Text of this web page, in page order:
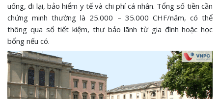
uống, đi lại, bảo hiểm y tế và chi phí cá nhân. Tổng số tiền cần
chứng minh thường là 25.000 – 35.000 CHF/năm, có thể
thông qua sổ tiết kiệm, thư bảo lãnh từ gia đình hoặc học
bổng nếu có.